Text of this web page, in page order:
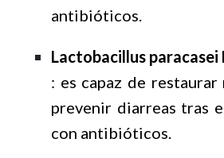
antibióticos.
Lactobacillus
: es capaz de
prevenir diarreas tras
con antibióticos.